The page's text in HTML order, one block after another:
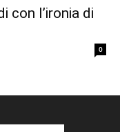
con l’ironia di
0